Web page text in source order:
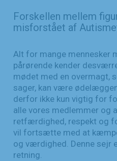
Forskellen mellem
misforstået af
Alt for mange mennesker
pårørende kender
mødet med en overmagt,
sager, kan være
derfor ikke kun vigtig for
alle vores medlemmer og
retfærdighed, respekt og
vil fortsætte med at
og værdighed. Denne sejr
retning.